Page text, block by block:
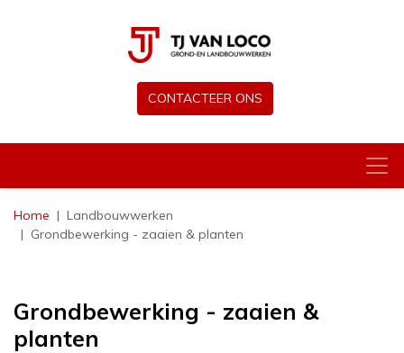
CONTACTEER ONS
Home
Landbouwwerken
Grondbewerking - zaaien & planten
Grondbewerking - zaaien &
planten